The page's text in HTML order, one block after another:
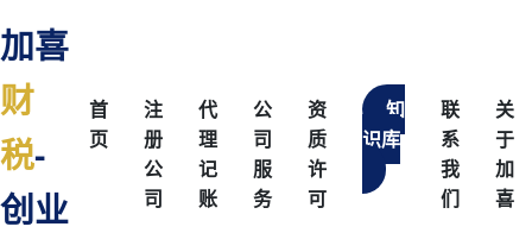
加喜
财
税-
创业
首
页
注
册
公
司
代
理
记
账
公
司
服
务
资
质
许
可
知
识库
联
系
我
们
关
于
加
喜